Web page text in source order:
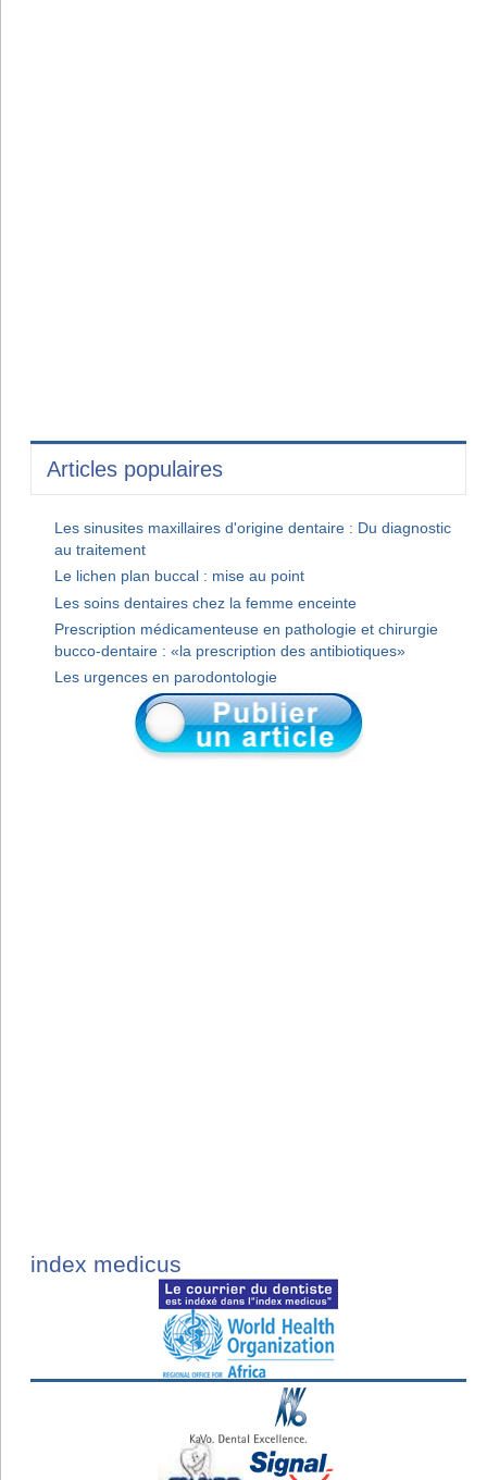
Articles populaires
Les sinusites maxillaires d'origine dentaire : Du diagnostic
au traitement
Le lichen plan buccal : mise au point
Les soins dentaires chez la femme enceinte
Prescription médicamenteuse en pathologie et chirurgie
bucco-dentaire : «la prescription des antibiotiques»
Les urgences en parodontologie
index medicus